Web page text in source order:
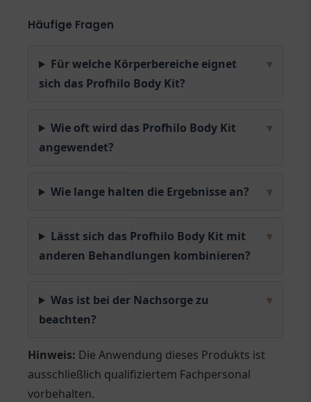
Häufige Fragen
▾
Für welche Körperbereiche eignet
sich das Profhilo Body Kit?
▾
Wie oft wird das Profhilo Body Kit
angewendet?
▾
Wie lange halten die Ergebnisse an?
▾
Lässt sich das Profhilo Body Kit mit
anderen Behandlungen kombinieren?
▾
Was ist bei der Nachsorge zu
beachten?
Hinweis: Die Anwendung dieses Produkts ist
ausschließlich qualifiziertem Fachpersonal
vorbehalten.